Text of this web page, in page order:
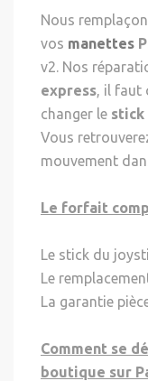
Nous
vos manettes
v2. Nos
express , il
changer le stick
Vous
mouvement
Le forfait
Le stick du
Le
La garantie
Comment se
boutique sur